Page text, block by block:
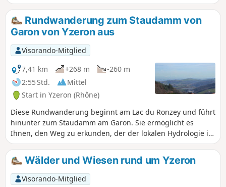
Rundwanderung zum Staudamm von
Garon von Yzeron aus
Visorando-Mitglied
7,41 km
+268 m
-260 m
2:55 Std.
Mittel
Start in Yzeron (Rhône)
Diese Rundwanderung beginnt am Lac du Ronzey und führt
hinunter zum Staudamm am Garon. Sie ermöglicht es
Ihnen, den Weg zu erkunden, der der lokalen Hydrologie im
Zusammenhang mit dem ländlichen Leben zu Beginn des
20. Jahrhunderts gewidmet ist.
Wälder und Wiesen rund um Yzeron
Visorando-Mitglied